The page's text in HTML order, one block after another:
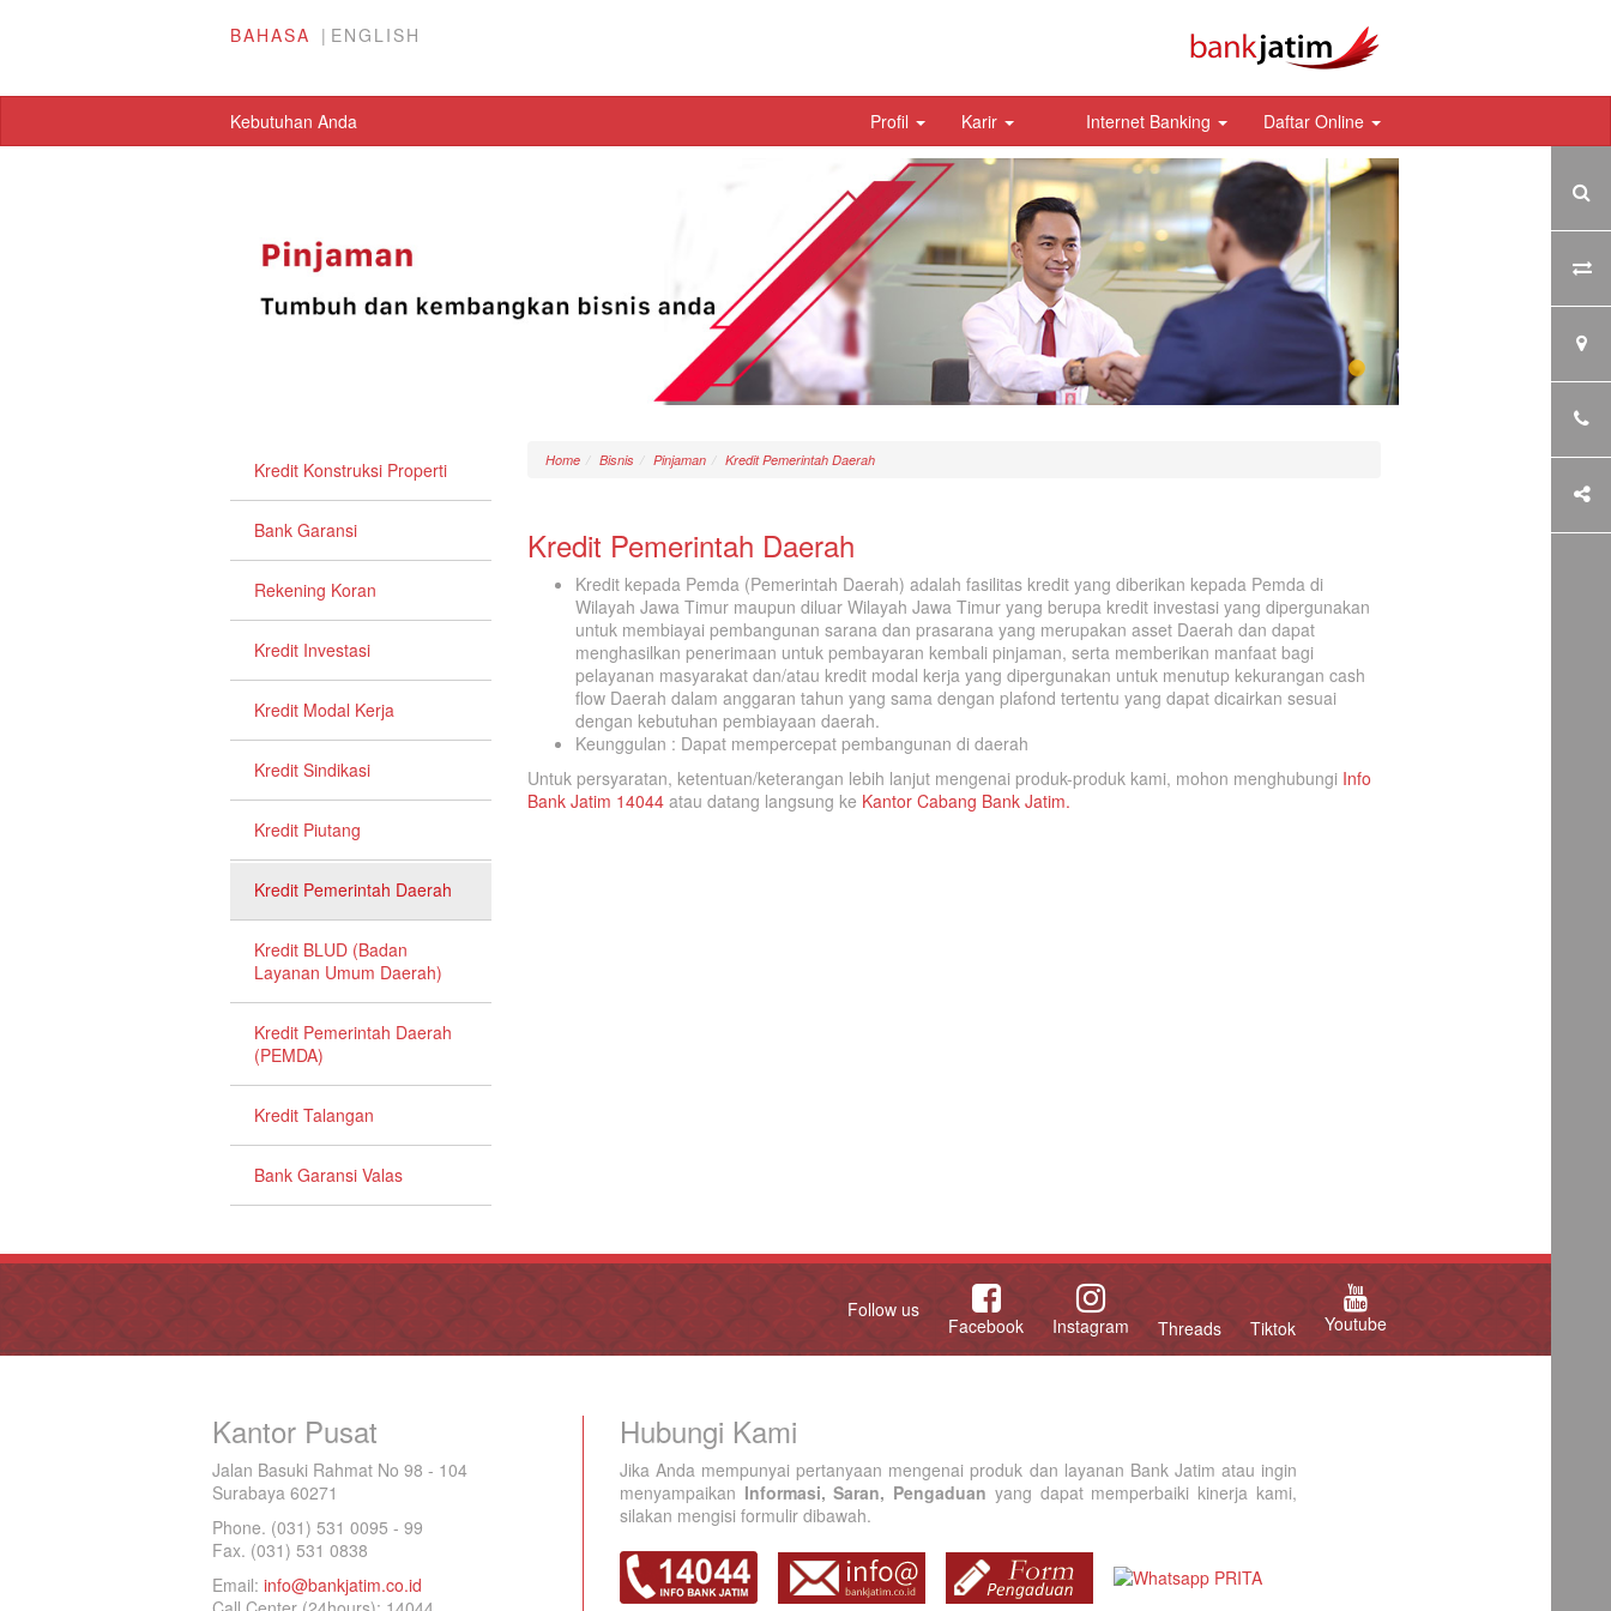
BAHASA ENGLISH
Kebutuhan Anda Profil Karir Internet Banking Daftar Online
Kredit Konstruksi Properti
Bank Garansi
Rekening Koran
Kredit Investasi
Kredit Modal Kerja
Kredit Sindikasi
Kredit Piutang
Kredit Pemerintah Daerah
Kredit BLUD (Badan
Layanan Umum Daerah)
Kredit Pemerintah Daerah
(PEMDA)
Kredit Talangan
Bank Garansi Valas
Home Bisnis Pinjaman Kredit Pemerintah Daerah
Kredit Pemerintah Daerah
Kredit kepada Pemda (Pemerintah Daerah) adalah fasilitas kredit yang diberikan kepada Pemda di
Wilayah Jawa Timur maupun diluar Wilayah Jawa Timur yang berupa kredit investasi yang dipergunakan
untuk membiayai pembangunan sarana dan prasarana yang merupakan asset Daerah dan dapat
menghasilkan penerimaan untuk pembayaran kembali pinjaman, serta memberikan manfaat bagi
pelayanan masyarakat dan/atau kredit modal kerja yang dipergunakan untuk menutup kekurangan cash
flow Daerah dalam anggaran tahun yang sama dengan plafond tertentu yang dapat dicairkan sesuai
dengan kebutuhan pembiayaan daerah.
Keunggulan : Dapat mempercepat pembangunan di daerah
Untuk persyaratan, ketentuan/keterangan lebih lanjut mengenai produk-produk kami, mohon menghubungi Info
Bank Jatim 14044atau datang langsung ke Kantor Cabang Bank Jatim.
Follow us
Facebook Instagram Threads Tiktok Youtube
Kantor Pusat
Jalan Basuki Rahmat No 98 - 104
Surabaya 60271
Phone. (031) 531 0095 - 99
Fax. (031) 531 0838
Email: info@bankjatim.co.id
Hubungi Kami
Jika Anda mempunyai pertanyaan mengenai produk dan layanan Bank Jatim atau ingin
menyampaikan Informasi, Saran, Pengaduan yang dapat memperbaiki kinerja kami,
silakan mengisi formulir dibawah.